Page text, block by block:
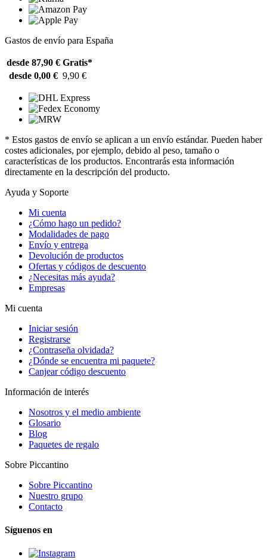
Gastos de envío para España
desde 87,90 € Gratis*
desde 0,00 € 9,90 €
* Estos gastos de envío se aplican a un envío estándar. Pueden haber
costes adicionales, por ejemplo, debido al peso, tamaño o
características de los productos. Encontrarás esta información
directamente en la descripción del producto.
Ayuda y Soporte
Mi cuenta
¿Cómo hago un pedido?
Modalidades de pago
Envío y entrega
Devolución de productos
Ofertas y códigos de descuento
¿Necesitas más ayuda?
Empresas
Mi cuenta
Iniciar sesión
Registrarse
¿Contraseña olvidada?
¿Dónde se encuentra mi paquete?
Canjear código descuento
Información de interés
Nosotros y el medio ambiente
Glosario
Blog
Paquetes de regalo
Sobre Piccantino
Sobre Piccantino
Nuestro grupo
Contacto
Síguenos en